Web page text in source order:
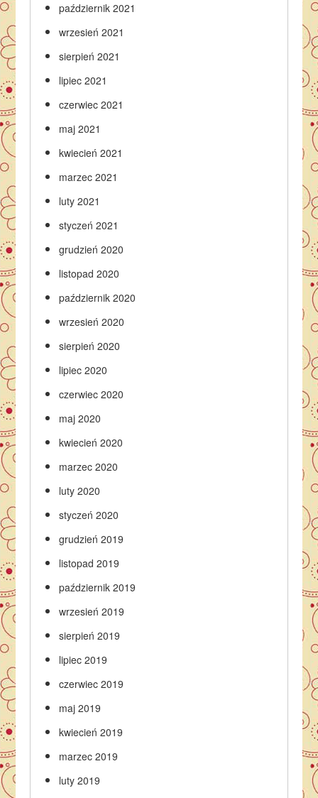
październik 2021
wrzesień 2021
sierpień 2021
lipiec 2021
czerwiec 2021
maj 2021
kwiecień 2021
marzec 2021
luty 2021
styczeń 2021
grudzień 2020
listopad 2020
październik 2020
wrzesień 2020
sierpień 2020
lipiec 2020
czerwiec 2020
maj 2020
kwiecień 2020
marzec 2020
luty 2020
styczeń 2020
grudzień 2019
listopad 2019
październik 2019
wrzesień 2019
sierpień 2019
lipiec 2019
czerwiec 2019
maj 2019
kwiecień 2019
marzec 2019
luty 2019